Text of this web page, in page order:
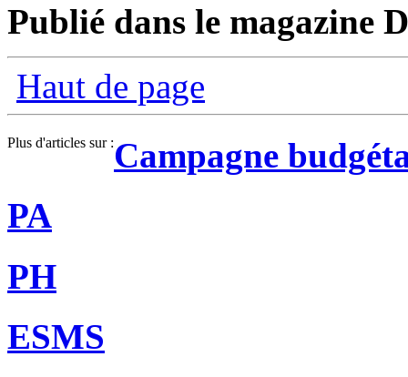
Publié dans le magazine
Haut de page
Plus d'articles sur :Campagne
PA
PH
ESMS